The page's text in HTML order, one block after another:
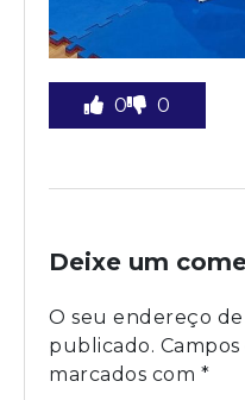
0 0
Deixe um
O seu endereço
publicado.
marcados com *